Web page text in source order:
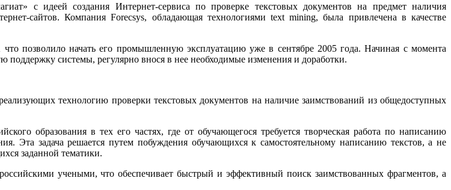
с идеей создания Интернет-сервиса по проверке текстовых документов на предмет наличия
сайтов. Компания Forecsys, обладающая технологиями text mining, была привлечена в качестве
позволило начать его промышленную эксплуатацию уже в сентябре 2005 года. Начиная с момента
поддержку системы, регулярно внося в нее необходимые изменения и доработки.
технологию проверки текстовых документов на наличие заимствований из общедоступных
образования в тех его частях, где от обучающегося требуется творческая работа по написанию
Эта задача решается путем побуждения обучающихся к самостоятельному написанию текстов, а не
заданной тематики.
учеными, что обеспечивает быстрый и эффективный поиск заимствованных фрагментов, а